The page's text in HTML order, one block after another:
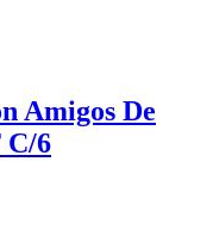
Amigos De
C/6